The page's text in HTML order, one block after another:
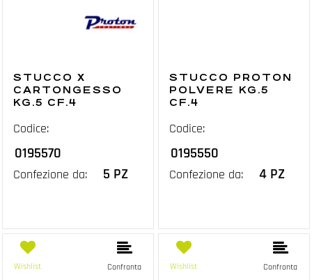
STUCCO X
CARTONGESSO
KG.5 CF.4
Codice:
0195570
Confezione da: 5 PZ
STUCCO PROTON
POLVERE KG.5
CF.4
Codice:
0195550
Confezione da: 4 PZ
Wishlist Confronta Wishlist Confronta